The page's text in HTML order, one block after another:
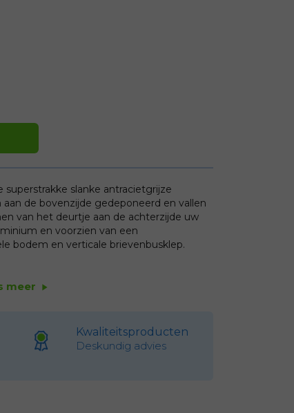
slanke antracietgrijze
de bovenzijde gedeponeerd en vallen
van het deurtje aan de achterzijde uw
en voorzien van een
bodem en verticale brievenbusklep.
meer play_arrow
Kwaliteitsproducten
Deskundig advies